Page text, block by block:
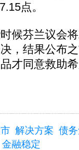
点。
芬兰议会将
，结果公布
才同意救助
解决方案 债
金融稳定